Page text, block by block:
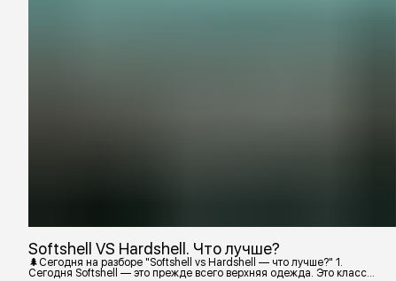
Softshell VS Hardshell. Что лучше?
🌲Сегодня на разборе "Softshell vs Hardshell — что лучше?" 1.
Сегодня Softshell — это прежде всего верхняя одежда. Это класс